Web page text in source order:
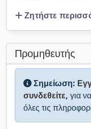
Ζητήστε
Προμηθευτής
Σημείωση:
συνδεθείτε, για
όλες τις